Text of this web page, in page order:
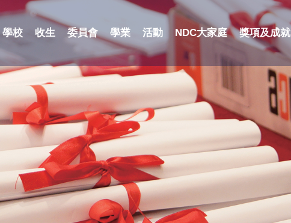
學校 收生 委員會 學業 活動 NDC大家庭 獎項及成就